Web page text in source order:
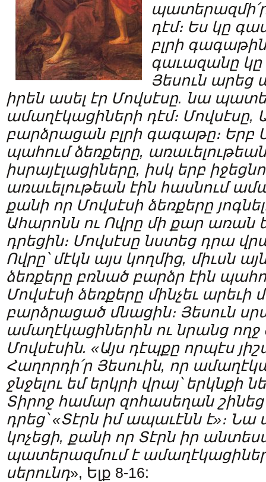
դէմ։ Ես կը
բլրի
գաւազանը կը
Յեսուն արեց
իրեն ասել էր Մովսէսը. նա
ամաղէկացիների դէմ։ Մովսէսը,
բարձրացան բլրի գագաթը։ Երբ
պահում ձեռքերը,
իսրայէլացիները, իսկ երբ
առաւելութեան էին հասնում
քանի որ Մովսէսի ձեռքերը
Ահարոնն ու Ովրը մի քար առան
դրեցին։ Մովսէսը նստեց դրա
Ովրը՝ մէկն այս կողմից, միւսն
ձեռքերը բռնած բարձր էին
Մովսէսի ձեռքերը մինչեւ արեւի
բարձրացած մնացին։ Յեսուն
ամաղէկացիներին ու նրանց ողջ
Մովսէսին. «Այս դէպքը որպէս
Հաղորդի՛ր Յեսուին, որ
ջնջելու եմ երկրի վրայ՝ երկնքի
Տիրոջ համար զոհասեղան
դրեց՝ «Տէրն իմ ապաւէնն է»։
կոչեցի, քանի որ Տէրն իր
պատերազմում է
սերունդ», Ելք 8-16: